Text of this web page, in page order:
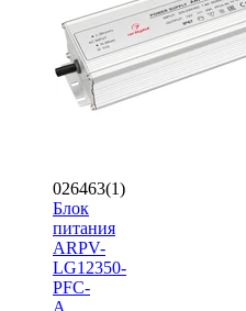
026463(1)
Блок
питания
ARPV-
LG12350-
PFC-
A